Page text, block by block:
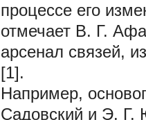
процессе его
отмечает В. Г.
арсенал связей,
[1].
Например,
Садовский и Э. Г.